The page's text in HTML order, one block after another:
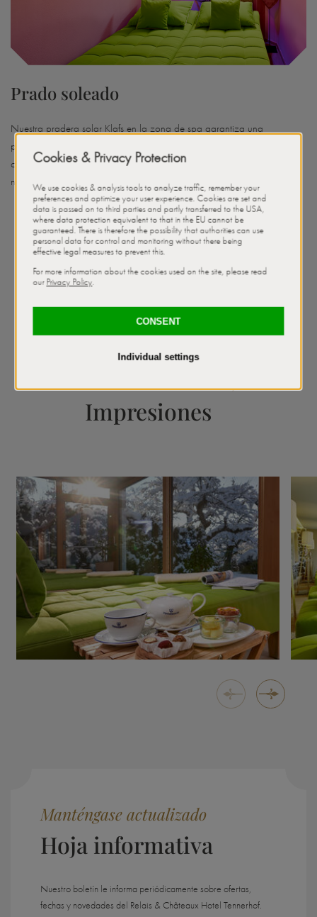
Prado soleado
Nuestra pradera solar Klafs en la zona de spa garantiza una
producción adecuada de vitamina D3 durante los meses de sequía. El
centro de bronceado utiliza rayos UV para lograr un bronceado
natural y duradero.
tiempo óptimo de bronceado de 15 minutos
Se recomienda un máximo de dos sesiones de bronceado por
semana.
apoya la producción vital de vitamina D3
Bienestar de lujo en el Relais &
Impresiones
Manténgase actualizado
Hoja informativa
Nuestro boletín le informa periódicamente sobre ofertas,
fechas y novedades del Relais & Châteaux Hotel Tennerhof.